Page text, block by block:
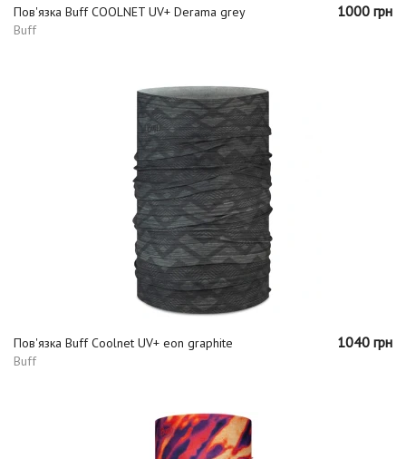
Пов'язка Buff COOLNET UV+ Derama grey
Buff
1000 грн
Пов'язка Buff Coolnet UV+ eon graphite
Buff
1040 грн